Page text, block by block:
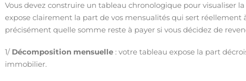
Vous devez construire un tableau chronologique pour visualiser
expose clairement la part de vos mensualités qui sert réellement
précisément quelle somme reste à payer si vous décidez de
1/ Décomposition mensuelle : votre tableau expose la part
immobilier.